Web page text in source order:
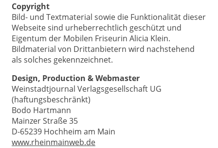
Copyright
Bild- und Textmaterial sowie die Funktionalität dieser
Webseite sind urheberrechtlich geschützt und
Eigentum der Mobilen Friseurin Alicia Klein.
Bildmaterial von Drittanbietern wird nachstehend
als solches gekennzeichnet.
Design, Production & Webmaster
Weinstadtjournal Verlagsgesellschaft UG
(haftungsbeschränkt)
Bodo Hartmann
Mainzer Straße 35
D-65239 Hochheim am Main
www.rheinmainweb.de